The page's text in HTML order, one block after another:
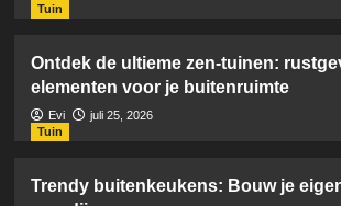
Tuin
Ontdek de ultieme zen-tuinen:
elementen voor je buitenruimte
Evi
juli 25, 2026
Tuin
Trendy buitenkeukens: Bouw je